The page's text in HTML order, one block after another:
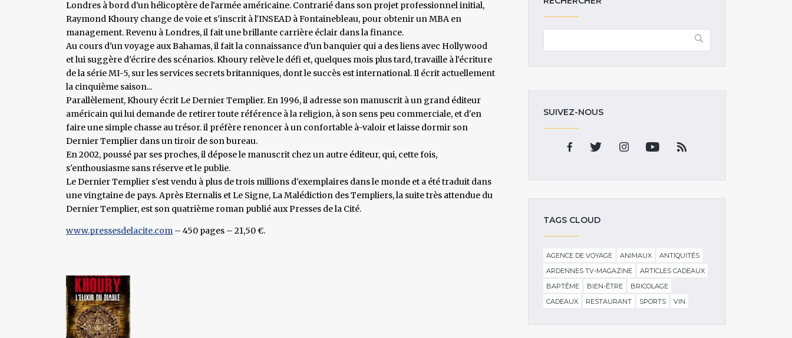
Londres à bord d'un hélicoptère de l'armée américaine. Contrarié dans son projet professionnel initial,
Raymond Khoury change de voie et s'inscrit à l'INSEAD à Fontainebleau, pour obtenir un MBA en
management. Revenu à Londres, il fait une brillante carrière éclair dans la finance.
Au cours d'un voyage aux Bahamas, il fait la connaissance d'un banquier qui a des liens avec Hollywood
et lui suggère d'écrire des scénarios. Khoury relève le défi et, quelques mois plus tard, travaille à l'écriture
de la série MI-5, sur les services secrets britanniques, dont le succès est international. Il écrit actuellement
la cinquième saison...
Parallèlement, Khoury écrit Le Dernier Templier. En 1996, il adresse son manuscrit à un grand éditeur
américain qui lui demande de retirer toute référence à la religion, à son sens peu commerciale, et d'en
faire une simple chasse au trésor. il préfère renoncer à un confortable à-valoir et laisse dormir son
Dernier Templier dans un tiroir de son bureau.
En 2002, poussé par ses proches, il dépose le manuscrit chez un autre éditeur, qui, cette fois,
s'enthousiasme sans réserve et le publie.
Le Dernier Templier s'est vendu à plus de trois millions d'exemplaires dans le monde et a été traduit dans
une vingtaine de pays. Après Eternalis et Le Signe, La Malédiction des Templiers, la suite très attendue du
Dernier Templier, est son quatrième roman publié aux Presses de la Cité.
www.pressesdelacite.com – 450 pages – 21,50 €.
SUIVEZ-NOUS
TAGS CLOUD
AGENCE DE VOYAGE ANIMAUX
ANTIQUITÉS
ARDENNES TV-MAGAZINE
ARTICLES CADEAUX
BAPTÊME
BIEN-ÊTRE
BRICOLAGE
CADEAUX
RESTAURANT SPORTS VIN